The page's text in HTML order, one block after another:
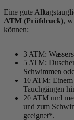
Eine gute
ATM (Prüfdruck),
können:
3 ATM:
5 ATM:
Schwimmen
10 ATM: Einem
Tauchgängen
20 ATM und
und zum
geeignet*.